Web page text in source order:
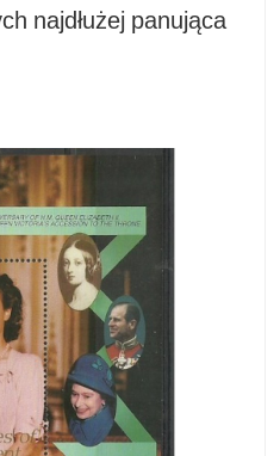
najdłużej panująca